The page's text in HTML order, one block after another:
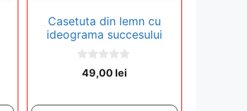
Casetuta din lemn cu
ideograma succesului
o
o
49,00lei